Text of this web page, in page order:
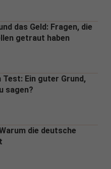
das Geld: Fragen, die
getraut haben
Test: Ein guter Grund,
sagen?
die deutsche